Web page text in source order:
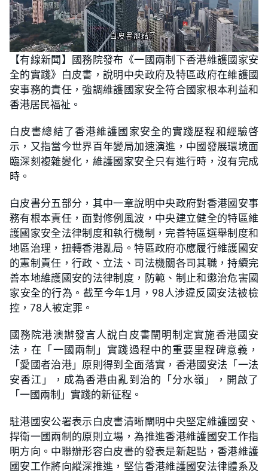
U
n
m
t
e
L
o
a
d
e
d
:
3
%
【有線新聞】國務院發布《一國兩制下香港維護國家安
全的實踐》白皮書，說明中央政府及特區政府在維護國
安事務的責任，強調維護國家安全符合國家根本利益和
香港居民福祉。
白皮書總結了香港維護國家安全的實踐歷程和經驗啓
示，又指當今世界百年變局加速演進，中國發展環境面
臨深刻複雜變化，維護國家安全只有進行時，沒有完成
時。
白皮書分五部分，其中一章說明中央政府對香港國安事
務有根本責任，面對修例風波，中央建立健全的特區維
護國家安全法律制度和執行機制，完善特區選舉制度和
地區治理，扭轉香港亂局。特區政府亦應履行維護國安
的憲制責任，行政、立法、司法機關各司其職，持續完
善本地維護國安的法律制度，防範、制止和懲治危害國
家安全的行為。截至今年1月，98人涉違反國安法被檢
控，78人被定罪。
國務院港澳辦發言人說白皮書闡明制定實施香港國安
法，在「一國兩制」實踐過程中的重要里程碑意義，
「愛國者治港」原則得到全面落實，香港國安法「一法
安香江」，成為香港由亂到治的「分水嶺」，開啟了
「一國兩制」實踐的新征程。
駐港國安公署表示白皮書清晰闡明中央堅定維護國安、
捍衛一國兩制的原則立場，為推進香港維護國安工作指
明方向。中聯辦形容白皮書的發表是新起點，香港維護
國安工作將向縱深推進，堅信香港維護國安法律體系及